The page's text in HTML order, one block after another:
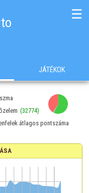
☰
JÁTÉKOK
(32774)
átlagos pontszáma